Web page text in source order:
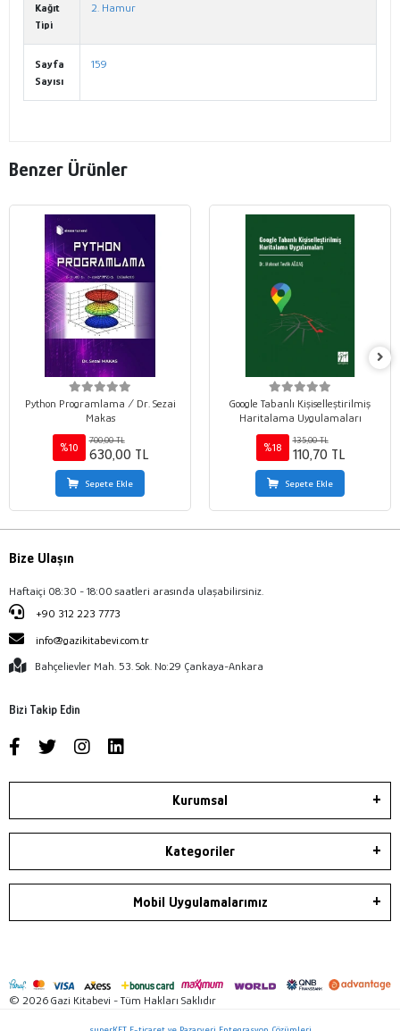
Kağıt
Tipi
2. Hamur
Sayfa
Sayısı
159
Benzer Ürünler
Python Programlama / Dr. Sezai
Makas
%10
700,00 TL
630,00 TL
Sepete Ekle
Google Tabanlı Kişiselleştirilmiş
Haritalama Uygulamaları
%18
135,00 TL
110,70 TL
Sepete Ekle
Bize Ulaşın
Haftaiçi 08:30 - 18:00 saatleri arasında ulaşabilirsiniz.
+90 312 223 7773
info@gazikitabevi.com.tr
Bahçelievler Mah. 53. Sok. No:29 Çankaya-Ankara
Bizi Takip Edin
Kurumsal
Kategoriler
Mobil Uygulamalarımız
© 2026 Gazi Kitabevi - Tüm Hakları Saklıdır